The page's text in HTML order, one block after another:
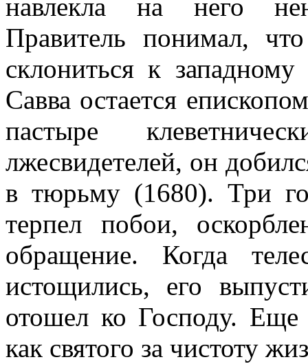
навлекла на него
Правитель понимал,
склониться к
Савва остается
пастыре
лжесвидетелей, он
в тюрьму (1680). Три
терпел побои,
обращение. Когда
истощились, его
отошел ко Господу.
как святого за чистоту